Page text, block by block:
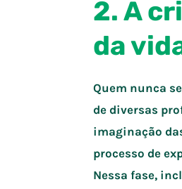
2. A
da
Quem nunca
de diversas
imaginação
processo de
Nessa fase,